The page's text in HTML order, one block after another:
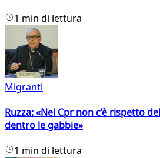
1 min di lettura
Migranti
Ruzza: «Nei Cpr non c’è rispetto
dentro le gabbie»
1 min di lettura